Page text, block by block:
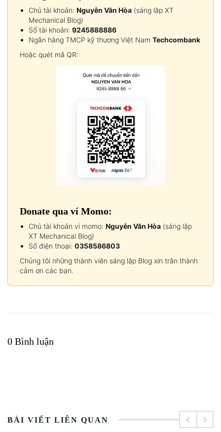
Chủ tài khoản: Nguyễn Văn Hòa (sáng lập XT
Mechanical Blog)
Số tài khoản: 9245888886
Ngân hàng TMCP kỹ thương Việt Nam Techcombank
Hoặc quét mã QR:
Donate qua ví Momo:
Chủ tài khoản ví momo: Nguyễn Văn Hòa (sáng lập
XT Mechanical Blog)
Số điện thoại: 0358586803
Chúng tôi những thành viên sáng lập Blog xin trân thành
cảm ơn các bạn.
0 Bình luận
BÀI VIẾT LIÊN QUAN